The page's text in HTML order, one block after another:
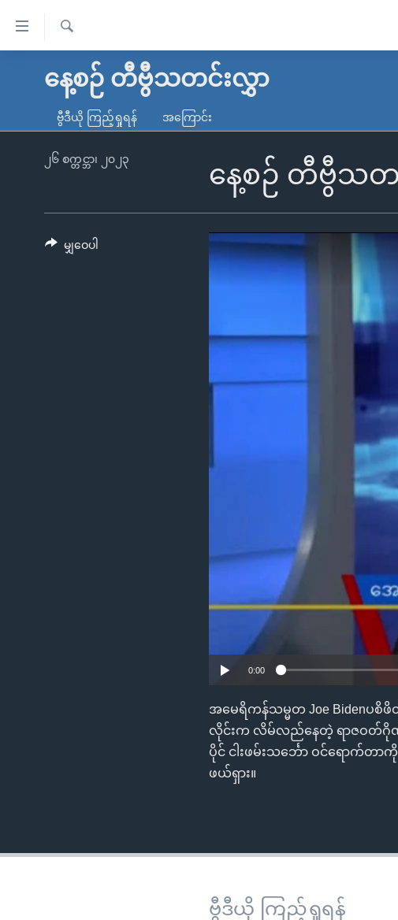
လွယ်ကူ
သည့်
မူလစာမျက်နှာ
ကမ္ဘာ့သတင်းများ
နိုင်ငံတကာ
တရုတ်
အစ္စရေး-ပါလက်စတိုင်း
ရပ်ဝန်းတခု လမ်းတခု အလွန်
အင်္ဂလိပ်စာလေ့လာမယ်
ရ
နေ့စဉ် တီဗွီသတင်းလွှာ
ဗွီဒီယို ကြည့်ရှုရန် အကြောင်း
နေ့စဉ် တီဗွီသတ
၂၆ စက္တင္ဘာ၊ ၂၀၂၃
0:00
အမေရိကန်သမ္မတ Joe Bidenပစိ
လိုင်းက လိမ်လည်နေတဲ့ ရာဇဝတ်ဂိုဏ်း
ပိုင် ငါးဖမ်းသင်္ဘော ဝင်ရော
ဖယ်ရှား။
မျှဝေပါ
ဗွီဒီယို ကြည့်ရှုရန်